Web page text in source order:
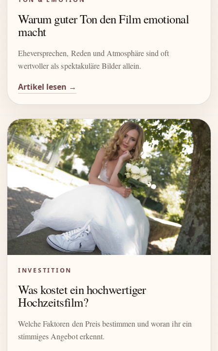
Warum guter Ton den Film emotional
macht
Eheversprechen, Reden und Atmosphäre sind oft
wertvoller als spektakuläre Bilder allein.
Artikel lesen →
INVESTITION
Was kostet ein hochwertiger
Hochzeitsfilm?
Welche Faktoren den Preis bestimmen und woran ihr ein
stimmiges Angebot erkennt.